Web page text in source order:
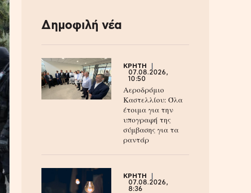
Δημοφιλή νέα
ΚΡΗΤΗ
07.08.2026,
10:50
Αεροδρόμιο
Καστελλίου: Όλα
έτοιμα για την
υπογραφή της
σύμβασης για τα
ραντάρ
ΚΡΗΤΗ
07.08.2026,
8:36